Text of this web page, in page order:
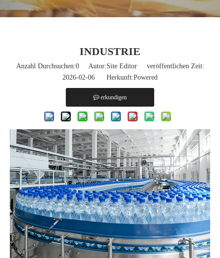
INDUSTRIE
Anzahl Durchsuchen:0Autor:Site Editor veröffentlichen Zeit:
2026-02-06 Herkunft:Powered
erkundigen